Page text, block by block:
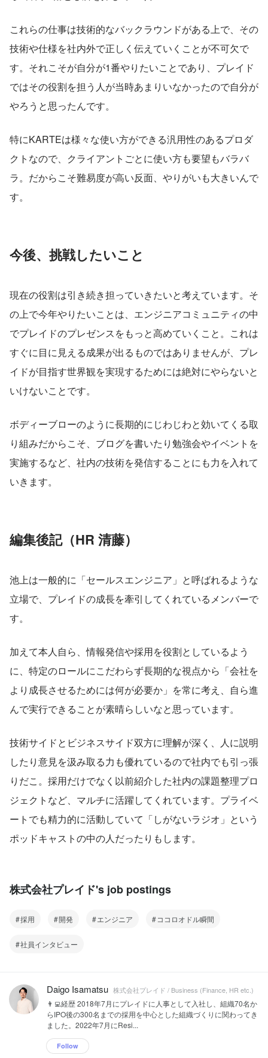
これらの仕事は技術的なバックラウンドがある上で、その
技術や仕様を社内外で正しく伝えていくことが不可欠で
す。それこそが自分が1番やりたいことであり、プレイド
ではその役割を担う人が当時あまりいなかったので自分が
やろうと思ったんです。
特にKARTEは様々な使い方ができる汎用性のあるプロダ
クトなので、クライアントごとに使い方も要望もバラバ
ラ。だからこそ難易度が高い反面、やりがいも大きいんで
す。
今後、挑戦したいこと
現在の役割は引き続き担っていきたいと考えています。そ
の上で今年やりたいことは、エンジニアコミュニティの中
でプレイドのプレゼンスをもっと高めていくこと。これは
すぐに目に見える成果が出るものではありませんが、プレ
イドが目指す世界観を実現するためには絶対にやらないと
いけないことです。
ボディーブローのように長期的にじわじわと効いてくる取
り組みだからこそ、ブログを書いたり勉強会やイベントを
実施するなど、社内の技術を発信することにも力を入れて
いきます。
編集後記（HR 清藤）
池上は一般的に「セールスエンジニア」と呼ばれるような
立場で、プレイドの成長を牽引してくれているメンバーで
す。
加えて本人自ら、情報発信や採用を役割としているよう
に、特定のロールにこだわらず長期的な視点から「会社を
より成長させるためには何が必要か」を常に考え、自ら進
んで実行できることが素晴らしいなと思っています。
技術サイドとビジネスサイド双方に理解が深く、人に説明
したり意見を汲み取る力も優れているので社内でも引っ張
りだこ。採用だけでなく以前紹介した社内の課題整理プロ
ジェクトなど、マルチに活躍してくれています。プライベ
ートでも精力的に活動していて「しがないラジオ」という
ポッドキャストの中の人だったりもします。
株式会社プレイド's job postings
採用 開発 エンジニア ココロオドル瞬間
社員インタビュー
Daigo Isamatsu 株式会社プレイド / Business (Finance, HR etc.)
👨‍💻経歴 2018年7月にプレイドに人事として入社し、組織70名か
らIPO後の300名までの採用を中心とした組織づくりに関わってき
ました。2022年7月にResi...
Follow